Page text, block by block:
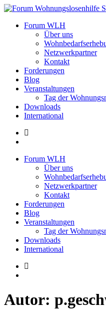
Zum
springen
Forum Wohnungslosenhilfe
Forum WLH
Über uns
Netzwerkpartner
Kontakt
Forderungen
Blog
Veranstaltungen
Tag der
Downloads
International
Forum WLH
Über uns
Netzwerkpartner
Kontakt
Forderungen
Blog
Veranstaltungen
Tag der
Downloads
International
Autor: